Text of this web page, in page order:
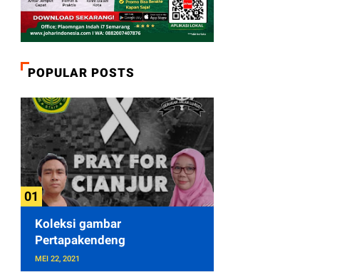
POPULAR POSTS
Koleksi gambar
Pertapakendeng
MEI 22, 2021